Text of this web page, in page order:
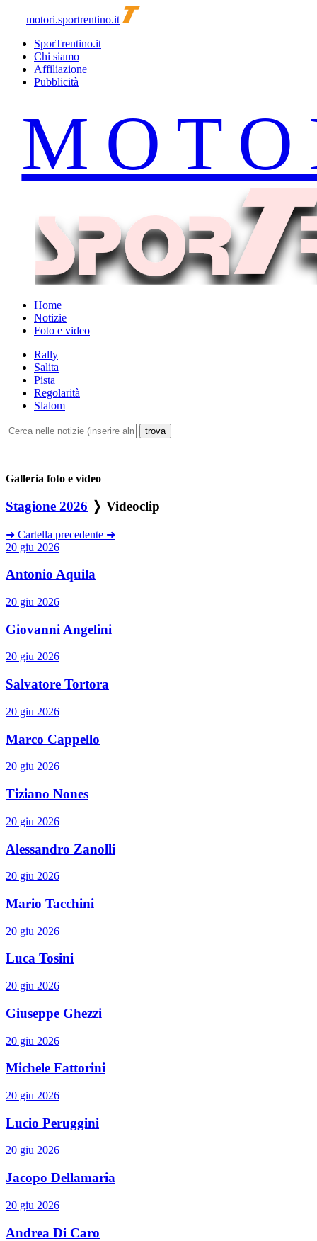
motori.sportrentino.it
SporTrentino.it
Chi siamo
Affiliazione
Pubblicità
Home
Notizie
Foto e video
Rally
Salita
Pista
Regolarità
Slalom
Galleria foto e video
Stagione 2026 ❭ Videoclip
➜ Cartella precedente ➜
20 giu 2026
Antonio Aquila
20 giu 2026
Giovanni Angelini
20 giu 2026
Salvatore Tortora
20 giu 2026
Marco Cappello
20 giu 2026
Tiziano Nones
20 giu 2026
Alessandro Zanolli
20 giu 2026
Mario Tacchini
20 giu 2026
Luca Tosini
20 giu 2026
Giuseppe Ghezzi
20 giu 2026
Michele Fattorini
20 giu 2026
Lucio Peruggini
20 giu 2026
Jacopo Dellamaria
20 giu 2026
Andrea Di Caro